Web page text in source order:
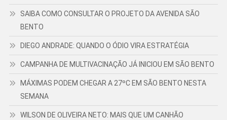
SAIBA COMO CONSULTAR O PROJETO DA AVENIDA SÃO
BENTO
DIEGO ANDRADE: QUANDO O ÓDIO VIRA ESTRATÉGIA
CAMPANHA DE MULTIVACINAÇÃO JÁ INICIOU EM SÃO BENTO
MÁXIMAS PODEM CHEGAR A 27ºC EM SÃO BENTO NESTA
SEMANA
WILSON DE OLIVEIRA NETO: MAIS QUE UM CANHÃO